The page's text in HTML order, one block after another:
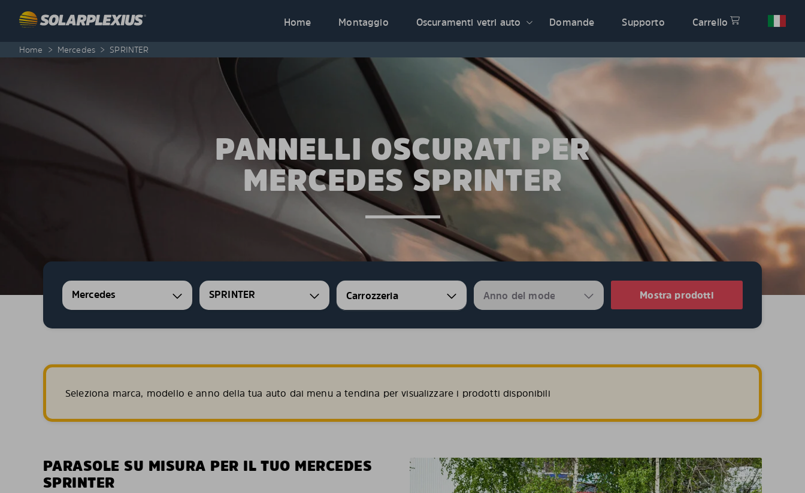
Home
Montaggio Oscuramenti vetri auto Domande Supporto Carrello
Home > Mercedes > SPRINTER
PANNELLI OSCURATI PER
MERCEDES SPRINTER
Mercedes SPRINTER Mostra prodotti
Seleziona marca, modello e anno della tua auto dai menu a tendina per visualizzare i prodotti disponibili
PARASOLE SU MISURA PER IL TUO MERCEDES
SPRINTER